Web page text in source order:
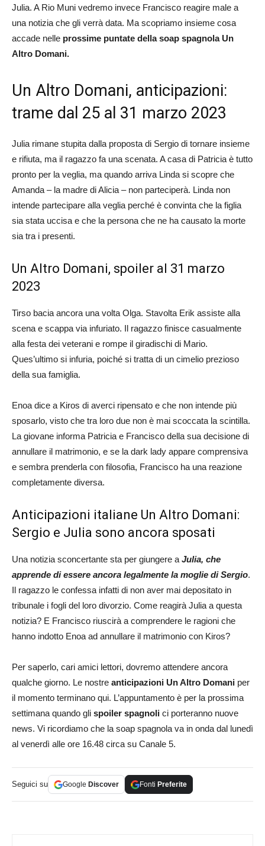
Julia. A Rio Muni vedremo invece Francisco reagire male a
una notizia che gli verrà data. Ma scopriamo insieme cosa
accade nelle prossime puntate della soap spagnola Un
Altro Domani.
Un Altro Domani, anticipazioni:
trame dal 25 al 31 marzo 2023
Julia rimane stupita dalla proposta di Sergio di tornare insieme
e rifiuta, ma il ragazzo fa una scenata. A casa di Patricia è tutto
pronto per la veglia, ma quando arriva Linda si scopre che
Amanda – la madre di Alicia – non parteciperà. Linda non
intende partecipare alla veglia perché è convinta che la figlia
sia stata uccisa e che la persona che ne ha causato la morte
sia tra i presenti.
Un Altro Domani, spoiler al 31 marzo
2023
Tirso bacia ancora una volta Olga. Stavolta Erik assiste alla
scena e scappa via infuriato. Il ragazzo finisce casualmente
alla festa dei veterani e rompe il giradischi di Mario.
Ques’ultimo si infuria, poiché si tratta di un cimelio prezioso
della sua famiglia.
Enoa dice a Kiros di averci ripensato e che non intende più
sposarlo, visto che tra loro due non è mai scoccata la scintilla.
La giovane informa Patricia e Francisco della sua decisione di
annullare il matrimonio, e se la dark lady appare comprensiva
e sembra prenderla con filosofia, Francisco ha una reazione
completamente diversa.
Anticipazioni italiane Un Altro Domani:
Sergio e Julia sono ancora sposati
Una notizia sconcertante sta per giungere a Julia, che
apprende di essere ancora legalmente la moglie di Sergio.
Il ragazzo le confessa infatti di non aver mai depositato in
tribunale i fogli del loro divorzio. Come reagirà Julia a questa
notizia? E Francisco riuscirà a comprendere le ragioni che
hanno indotto Enoa ad annullare il matrimonio con Kiros?
Per saperlo, cari amici lettori, dovremo attendere ancora
qualche giorno. Le nostre anticipazioni Un Altro Domani per
il momento terminano qui. L’appuntamento è per la prossima
settimana quando gli spoiler spagnoli ci porteranno nuove
news. Vi ricordiamo che la soap spagnola va in onda dal lunedì
al venerdì alle ore 16.48 circa su Canale 5.
Seguici su Google Discover Fonti Preferite